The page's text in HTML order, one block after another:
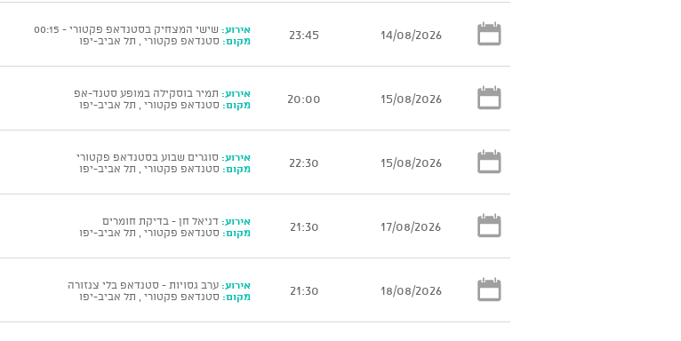
14/08/2026
23:45 אירוע: שישי המצחיק בסטנדאפ פקטורי - 00:15
מקום: סטנדאפ פקטורי , תל אביב-יפו
15/08/2026
20:00 אירוע: תמיר בוסקילה במופע סטנד-אפ
מקום: סטנדאפ פקטורי , תל אביב-יפו
15/08/2026
22:30 אירוע: סוגרים שבוע בסטנדאפ פקטורי
מקום: סטנדאפ פקטורי , תל אביב-יפו
17/08/2026
21:30 אירוע: דניאל חן - בדיקת חומרים
מקום: סטנדאפ פקטורי , תל אביב-יפו
18/08/2026
21:30 אירוע: ערב גסויות - סטנדאפ בלי צנזורה
מקום: סטנדאפ פקטורי , תל אביב-יפו